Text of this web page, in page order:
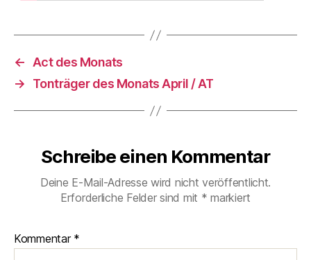
← Act des Monats
→
Tonträger des Monats April / AT
Schreibe einen Kommentar
Deine E-Mail-Adresse wird nicht veröffentlicht.
Erforderliche Felder sind mit * markiert
Kommentar *